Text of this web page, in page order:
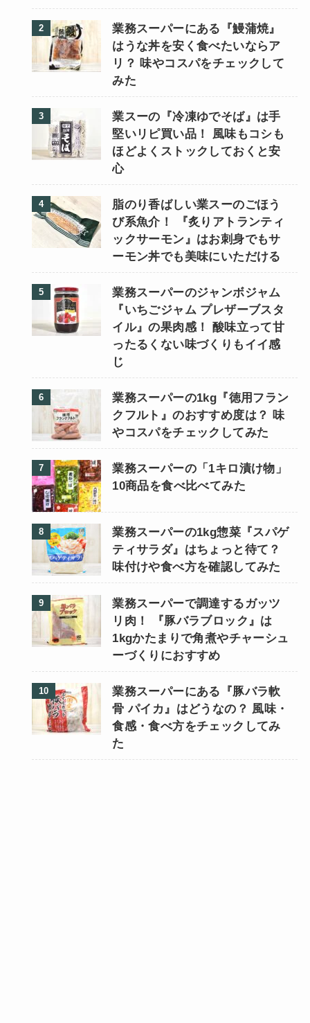
業務スーパーにある『鰻蒲焼』
はうな丼を安く食べたいならア
リ？ 味やコスパをチェックして
みた
業スーの『冷凍ゆでそば』は手
堅いリピ買い品！ 風味もコシも
ほどよくストックしておくと安
心
脂のり香ばしい業スーのごほう
び系魚介！ 『炙りアトランティ
ックサーモン』はお刺身でもサ
ーモン丼でも美味にいただける
業務スーパーのジャンボジャム
『いちごジャム プレザーブスタ
イル』の果肉感！ 酸味立って甘
ったるくない味づくりもイイ感
じ
業務スーパーの1kg『徳用フラン
クフルト』のおすすめ度は？ 味
やコスパをチェックしてみた
業務スーパーの「1キロ漬け物」
10商品を食べ比べてみた
業務スーパーの1kg惣菜『スパゲ
ティサラダ』はちょっと待て？
味付けや食べ方を確認してみた
業務スーパーで調達するガッツ
リ肉！ 『豚バラブロック』は
1kgかたまりで角煮やチャーシュ
ーづくりにおすすめ
業務スーパーにある『豚バラ軟
骨 パイカ』はどうなの？ 風味・
食感・食べ方をチェックしてみ
た